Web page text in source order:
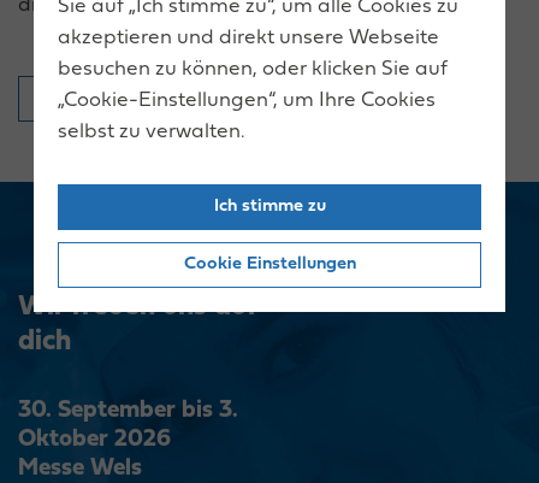
dieser Gruppe passen.
zum BIC-Interessenstest
Wir freuen uns auf
dich
30. September bis 3.
Oktober 2026
Messe Wels
Sie auf „Ich stimme zu“, um alle Cookies zu
akzeptieren und direkt unsere Webseite
besuchen zu können, oder klicken Sie auf
„Cookie-Einstellungen“, um Ihre Cookies
selbst zu verwalten.
Ich stimme zu
Cookie Einstellungen